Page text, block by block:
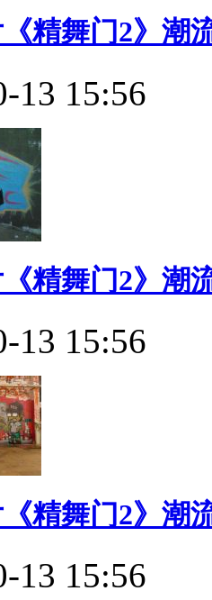
精舞门2》潮
13 15:56
精舞门2》潮
13 15:56
精舞门2》潮
13 15:56